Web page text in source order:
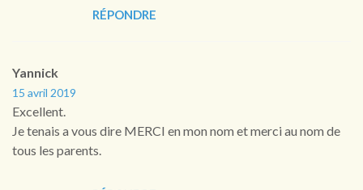
RÉPONDRE
Yannick
15 avril 2019
Excellent.
Je tenais a vous dire MERCI en mon nom et merci au nom de
tous les parents.